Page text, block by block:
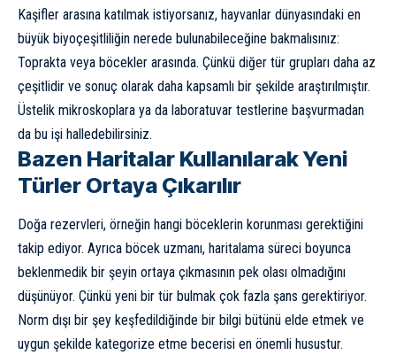
Kaşifler arasına katılmak istiyorsanız, hayvanlar dünyasındaki en
büyük biyoçeşitliliğin nerede bulunabileceğine bakmalısınız:
Toprakta veya böcekler arasında. Çünkü diğer tür grupları daha az
çeşitlidir ve sonuç olarak daha kapsamlı bir şekilde araştırılmıştır.
Üstelik mikroskoplara ya da laboratuvar testlerine başvurmadan
da bu işi halledebilirsiniz.
Bazen Haritalar Kullanılarak Yeni
Türler Ortaya Çıkarılır
Doğa rezervleri, örneğin hangi böceklerin korunması gerektiğini
takip ediyor. Ayrıca böcek uzmanı, haritalama süreci boyunca
beklenmedik bir şeyin ortaya çıkmasının pek olası olmadığını
düşünüyor. Çünkü yeni bir tür bulmak çok fazla şans gerektiriyor.
Norm dışı bir şey keşfedildiğinde bir bilgi bütünü elde etmek ve
uygun şekilde kategorize etme becerisi en önemli husustur.